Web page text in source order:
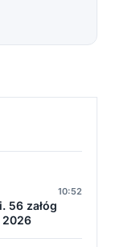
10:52
56 załóg
2026